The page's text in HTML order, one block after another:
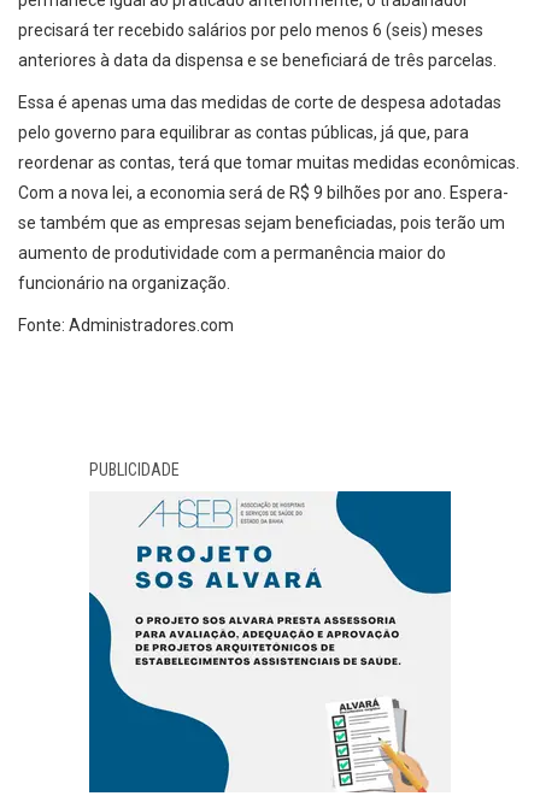
precisará ter recebido salários por pelo menos 6 (seis) meses
anteriores à data da dispensa e se beneficiará de três parcelas.
Essa é apenas uma das medidas de corte de despesa adotadas
pelo governo para equilibrar as contas públicas, já que, para
reordenar as contas, terá que tomar muitas medidas econômicas.
Com a nova lei, a economia será de R$ 9 bilhões por ano. Espera-
se também que as empresas sejam beneficiadas, pois terão um
aumento de produtividade com a permanência maior do
funcionário na organização.
Fonte: Administradores.com
PUBLICIDADE